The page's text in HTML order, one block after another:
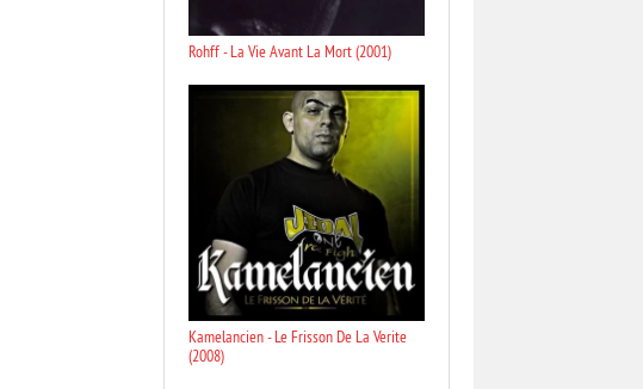
Rohff - La Vie Avant La Mort (2001)
Kamelancien - Le Frisson De La Verite
(2008)